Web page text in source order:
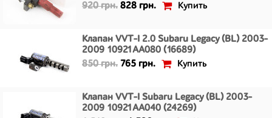
920 грн. 828 грн. Купить
Клапан VVT-I 2.0 Subaru Legacy (BL) 2003-
2009 10921AA080 (16689)
850 грн. 765 грн. Купить
Клапан VVT-I Subaru Legacy (BL) 2003-
2009 10921AA040 (24269)